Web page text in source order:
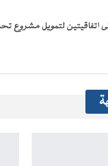
جديدة)
اتفاقيتين لتمويل مشروع